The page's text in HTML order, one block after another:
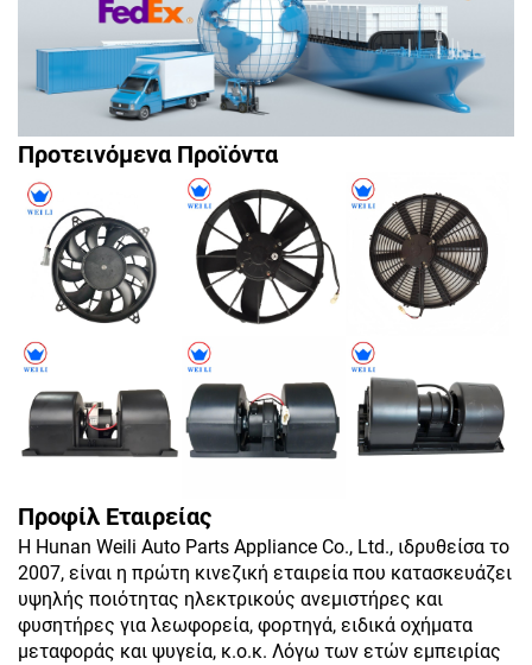
Προτεινόμενα Προϊόντα
Προφίλ Εταιρείας
Η Hunan Weili Auto Parts Appliance Co., Ltd., ιδρυθείσα το
2007, είναι η πρώτη κινεζική εταιρεία που κατασκευάζει
υψηλής ποιότητας ηλεκτρικούς ανεμιστήρες και
φυσητήρες για λεωφορεία, φορτηγά, ειδικά οχήματα
μεταφοράς και ψυγεία, κ.ο.κ. Λόγω των ετών εμπειρίας